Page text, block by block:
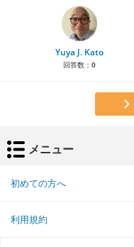
Yuya J. Kato
回答数： 0
メニュー
初めての方へ
利用規約